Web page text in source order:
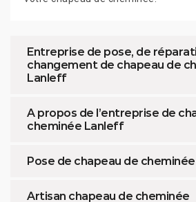
Entreprise de pose, de
changement de chapeau de
Lanleff
A propos de l’entreprise de
cheminée Lanleff
Pose de chapeau de cheminée
Artisan chapeau de cheminée